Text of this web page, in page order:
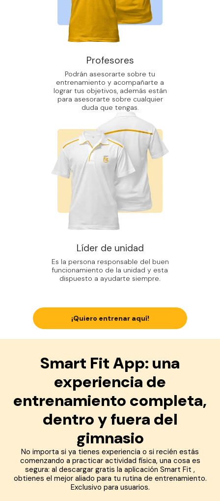
Profesores
Podrán asesorarte sobre tu
entrenamiento y acompañarte a
lograr tus objetivos, además están
para asesorarte sobre cualquier
duda que tengas.
Líder de unidad
Es la persona responsable del buen
funcionamiento de la unidad y esta
dispuesto a ayudarte siempre.
¡Quiero entrenar aquí!
Smart Fit App: una
experiencia de
entrenamiento completa,
dentro y fuera del
gimnasio
No importa si ya tienes experiencia o si recién estás
comenzando a practicar actividad física, una cosa es
segura: al descargar gratis la aplicación Smart Fit ,
obtienes el mejor aliado para tu rutina de entrenamiento.
Exclusivo para usuarios.